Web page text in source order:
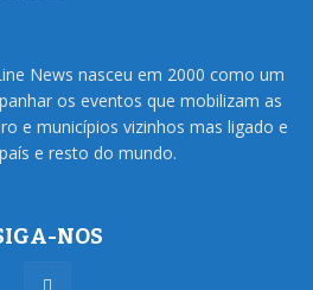
News nasceu em 2000 como um
os eventos que mobilizam as
e municípios vizinhos mas ligado e
e resto do mundo.
NOS